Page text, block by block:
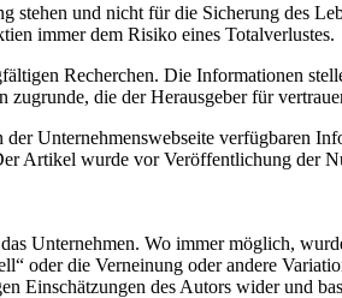
und nicht für die Sicherung des
immer dem Risiko eines Totalverlustes.
Recherchen. Die Informationen
die der Herausgeber für
Unternehmenswebseite verfügbaren
Artikel wurde vor Veröffentlichung der
Unternehmen. Wo immer möglich,
oder die Verneinung oder andere
Einschätzungen des Autors wider und